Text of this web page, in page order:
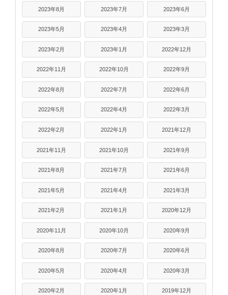
2023年8月 2023年7月 2023年6月
2023年5月 2023年4月 2023年3月
2023年2月 2023年1月 2022年12月
2022年11月 2022年10月 2022年9月
2022年8月 2022年7月 2022年6月
2022年5月 2022年4月 2022年3月
2022年2月 2022年1月 2021年12月
2021年11月 2021年10月 2021年9月
2021年8月 2021年7月 2021年6月
2021年5月 2021年4月 2021年3月
2021年2月 2021年1月 2020年12月
2020年11月 2020年10月 2020年9月
2020年8月 2020年7月 2020年6月
2020年5月 2020年4月 2020年3月
2020年2月 2020年1月 2019年12月